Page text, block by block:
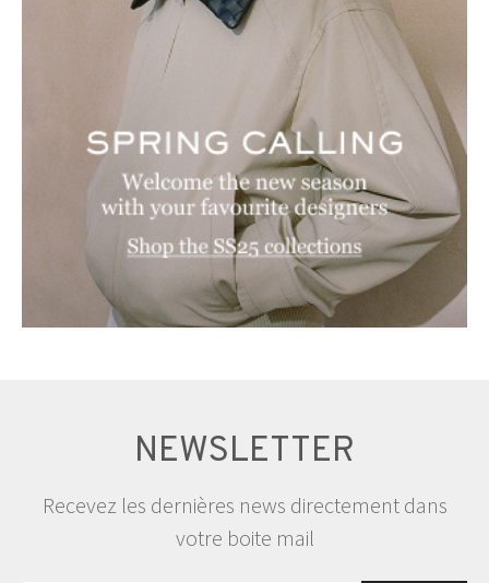
NEWSLETTER
Recevez les dernières news directement dans
votre boite mail